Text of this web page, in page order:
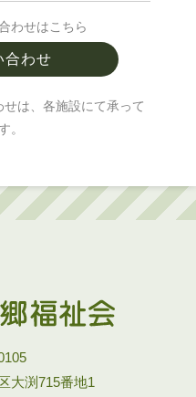
わせはこちら
合わせ
は、各施設にて承って
。
大渕715番地1